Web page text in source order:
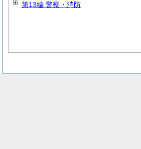
第13編 警察・消防